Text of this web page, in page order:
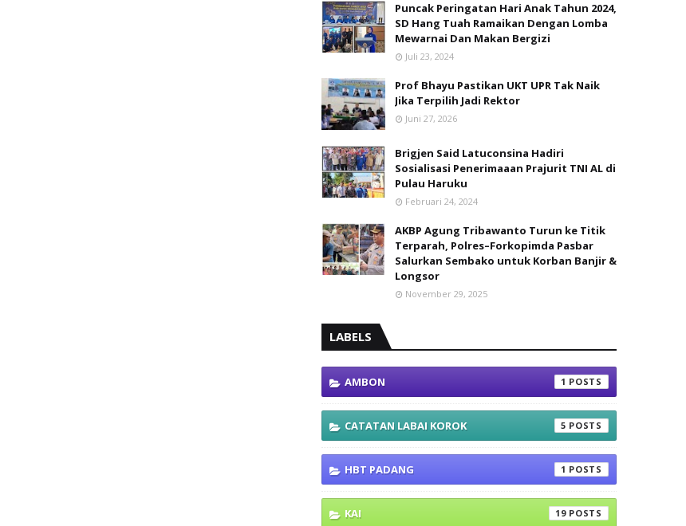
Puncak Peringatan Hari Anak Tahun 2024,
SD Hang Tuah Ramaikan Dengan Lomba
Mewarnai Dan Makan Bergizi
Juli 23, 2024
Prof Bhayu Pastikan UKT UPR Tak Naik
Jika Terpilih Jadi Rektor
Juni 27, 2026
Brigjen Said Latuconsina Hadiri
Sosialisasi Penerimaaan Prajurit TNI AL di
Pulau Haruku
Februari 24, 2024
AKBP Agung Tribawanto Turun ke Titik
Terparah, Polres–Forkopimda Pasbar
Salurkan Sembako untuk Korban Banjir &
Longsor
November 29, 2025
LABELS
AMBON 1
CATATAN LABAI KOROK 5
HBT PADANG 1
KAI 19